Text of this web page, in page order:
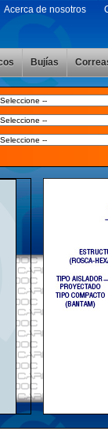
Acerca de nosotros
Bujías